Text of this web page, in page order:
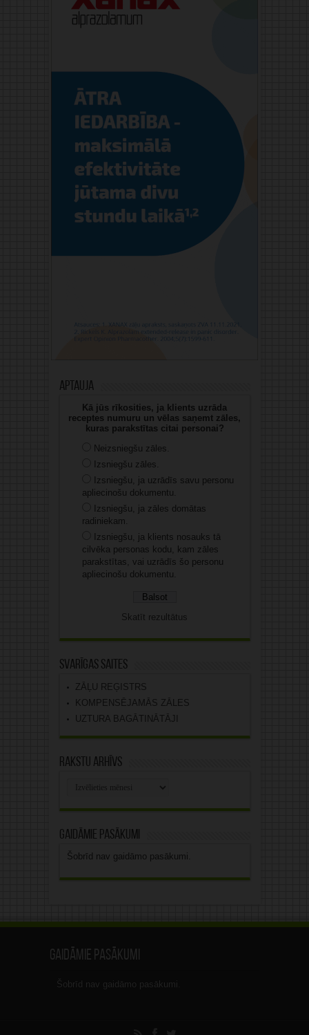
Aptauja
Kā jūs rīkosities, ja klients uzrāda
receptes numuru un vēlas saņemt zāles,
kuras parakstītas citai personai?
Neizsniegšu zāles.
Izsniegšu zāles.
Izsniegšu, ja uzrādīs savu personu
apliecinošu dokumentu.
Izsniegšu, ja zāles domātas
radiniekam.
Izsniegšu, ja klients nosauks tā
cilvēka personas kodu, kam zāles
parakstītas, vai uzrādīs šo personu
apliecinošu dokumentu.
Skatīt rezultātus
Svarīgas saites
ZĀĻU REĢISTRS
KOMPENSĒJAMĀS ZĀLES
UZTURA BAGĀTINĀTĀJI
Rakstu arhīvs
Gaidāmie pasākumi
Šobrīd nav gaidāmo pasākumi.
Gaidāmie pasākumi
Šobrīd nav gaidāmo pasākumi.